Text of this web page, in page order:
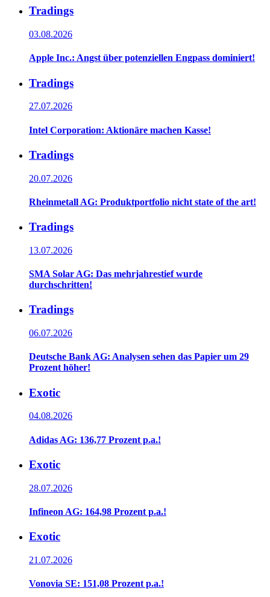
Tradings
03.08.2026
Apple Inc.: Angst über potenziellen Engpass dominiert!
Tradings
27.07.2026
Intel Corporation: Aktionäre machen Kasse!
Tradings
20.07.2026
Rheinmetall AG: Produktportfolio nicht state of the art!
Tradings
13.07.2026
SMA Solar AG: Das mehrjahrestief wurde
durchschritten!
Tradings
06.07.2026
Deutsche Bank AG: Analysen sehen das Papier um 29
Prozent höher!
Exotic
04.08.2026
Adidas AG: 136,77 Prozent p.a.!
Exotic
28.07.2026
Infineon AG: 164,98 Prozent p.a.!
Exotic
21.07.2026
Vonovia SE: 151,08 Prozent p.a.!